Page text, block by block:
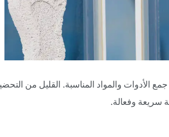
الأدوات والمواد المناسبة. القليل من
سريعة وفعالة.